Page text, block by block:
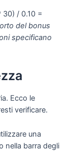
30) / 0.10 =
del bonus
specificano
Ecco le
verificare.
una
nella barra degli